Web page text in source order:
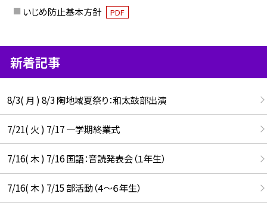
いじめ防止基本方針 PDF
新着記事
8/3( 月 ) 8/3 陶地域夏祭り：和太鼓部出演
7/21( 火 ) 7/17 一学期終業式
7/16( 木 ) 7/16 国語：音読発表会（１年生）
7/16( 木 ) 7/15 部活動（４～６年生）